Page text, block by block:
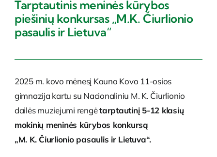
Tarptautinis bakalaureatas
PARAMA
Tarptautinis meninės kūrybos
piešinių konkursas „M.K. Čiurlionio
pasaulis ir Lietuva“
2025 m. kovo mėnesį Kauno Kovo 11-osios
gimnazija kartu su Nacionaliniu M. K. Čiurlionio
dailės muziejumi rengėtarptautinį 5-12 klasių
mokinių meninės kūrybos konkursą
„M. K. Čiurlionio pasaulis ir Lietuva“.